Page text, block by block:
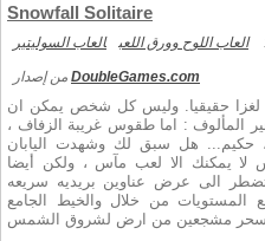
Snowfall Solitaire
العاب اللوح وورق اللعب العاب السوليتير
DoubleGames.com
لغزا حقيقيا. وليس كل شخص يمكن ان
المألوف : اما طقوس غريبة الزفاف ،
، حكيم... هل سبق لك وشهدت اليابان
لا يمكنك الا لعب مآس ، ولكن أيضا
الى عرض عناوين بريديه سريعه
المستويات من خلال والخيط الجامع